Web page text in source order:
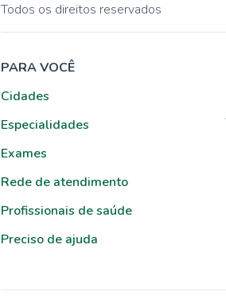
Todos os direitos reservados
PARA VOCÊ
Cidades
Especialidades
Exames
Rede de atendimento
Profissionais de saúde
Preciso de ajuda